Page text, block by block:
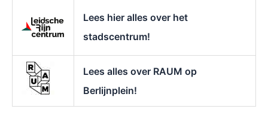
Lees hier alles over het
stadscentrum!
Lees alles over RAUM op
Berlijnplein!